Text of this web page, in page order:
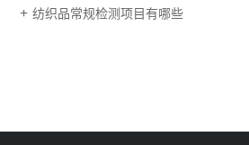
纺织品常规检测项目有哪些